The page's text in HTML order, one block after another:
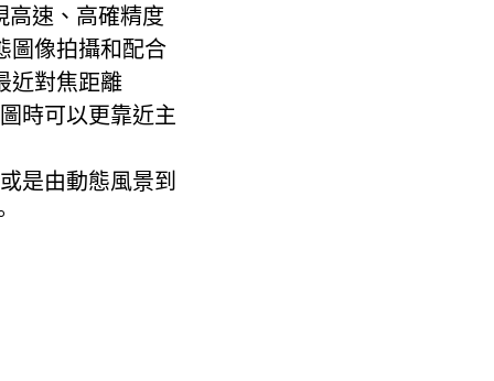
速、高確精度
圖像拍攝和配合
近對焦距離
時可以更靠近主
是由動態風景到